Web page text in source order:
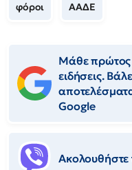
φόροι ΑΑΔΕ
Μάθε πρώτος
ειδήσεις.
Google